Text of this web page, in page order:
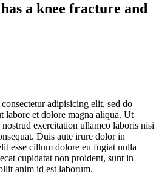
a knee fracture and
adipisicing elit, sed do
labore et dolore magna aliqua. Ut
exercitation ullamco laboris nisi
Duis aute irure dolor in
esse cillum dolore eu fugiat nulla
cupidatat non proident, sunt in
anim id est laborum.